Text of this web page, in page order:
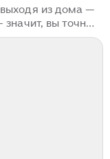
из дома —
вы точно
мира» —